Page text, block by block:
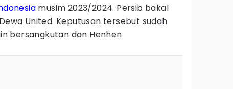
musim 2023/2024. Persib bakal
United. Keputusan tersebut sudah
bersangkutan dan Henhen